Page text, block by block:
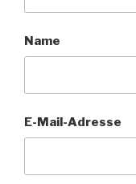
Name
E-Mail-Adresse